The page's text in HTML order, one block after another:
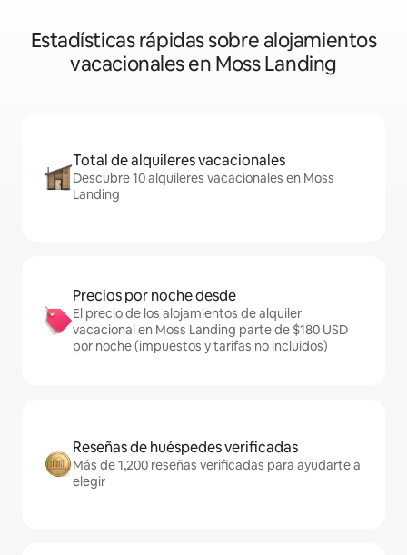
Estadísticas rápidas sobre alojamientos
vacacionales en Moss Landing
Total de alquileres vacacionales
Descubre 10 alquileres vacacionales en Moss
Landing
Precios por noche desde
El precio de los alojamientos de alquiler
vacacional en Moss Landing parte de $180 USD
por noche (impuestos y tarifas no incluidos)
Reseñas de huéspedes verificadas
Más de 1,200 reseñas verificadas para ayudarte a
elegir